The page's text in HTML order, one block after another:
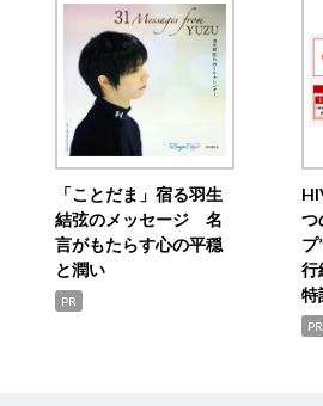
「ことだま」宿る羽生
結弦のメッセージ 名
言がもたらす心の平穏
と潤い
PR
つ
行
PR